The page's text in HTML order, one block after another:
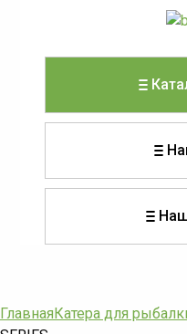
Главная Катера для